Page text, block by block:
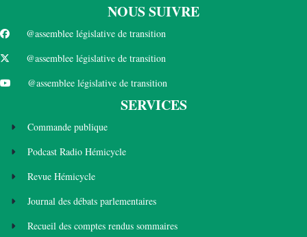
NOUS SUIVRE
@assemblee législative de transition
@assemblee législative de transition
@assemblee législative de transition
SERVICES
Commande publique
Podcast Radio Hémicycle
Revue Hémicycle
Journal des débats parlementaires
Recueil des comptes rendus sommaires